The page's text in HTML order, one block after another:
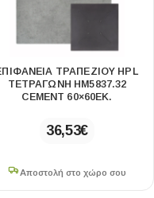
ΤΡΑΠΕΖΙΟΥ HPL
ΤΕΤΡΑΓΩΝΗ HM5837.32
CEMENT 60×60ΕΚ.
36,53€
Αποστολή στο χώρο σου